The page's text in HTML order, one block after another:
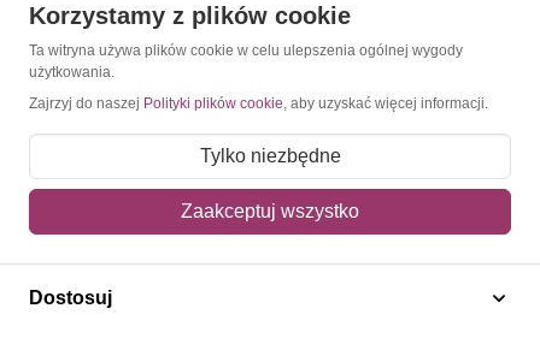
NATO
Bułgaria 2001 Mi bl 247 Czyste **
Korzystamy z plików cookie
Ta witryna używa plików cookie w celu ulepszenia ogólnej wygody
użytkowania.
Zajrzyj do naszej Polityki plików cookie, aby uzyskać więcej informacji.
Tylko niezbędne
Zaakceptuj wszystko
Dostosuj